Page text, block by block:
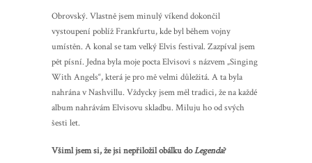
Obrovský. Vlastně jsem minulý víkend dokončil
vystoupení poblíž Frankfurtu, kde byl během vojny
umístěn. A konal se tam velký Elvis festival. Zazpíval jsem
pět písní. Jedna byla moje pocta Elvisovi s názvem „Singing
With Angels“, která je pro mě velmi důležitá. A ta byla
nahrána v Nashvillu. Vždycky jsem měl tradici, že na každé
album nahrávám Elvisovu skladbu. Miluju ho od svých
šesti let.
Všiml jsem si, že jsi nepřiložil obálku doLegenda?